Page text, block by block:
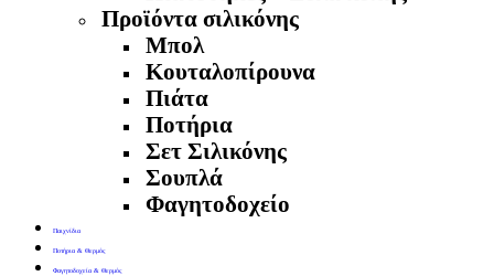
Προϊόντα σιλικόνης
Μπολ
Κουταλοπίρουνα
Πιάτα
Ποτήρια
Σετ Σιλικόνης
Σουπλά
Φαγητοδοχείο
Παιχνίδια
Ποτήρια & Θερμός
Φαγητοδοχεία & Θερμός